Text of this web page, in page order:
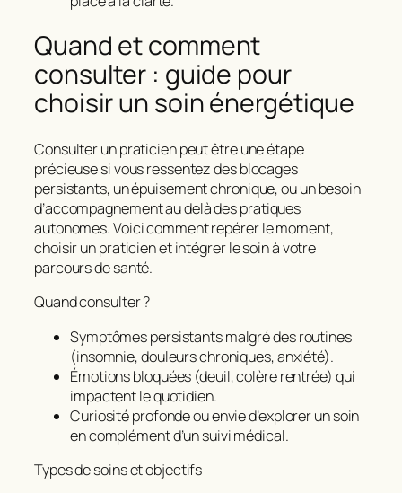
Quand et comment
consulter : guide pour
choisir un soin énergétique
Consulter un praticien peut être une étape
précieuse si vous ressentez des blocages
persistants, un épuisement chronique, ou un besoin
d’accompagnement au delà des pratiques
autonomes. Voici comment repérer le moment,
choisir un praticien et intégrer le soin à votre
parcours de santé.
Quand consulter ?
Symptômes persistants malgré des routines
(insomnie, douleurs chroniques, anxiété).
Émotions bloquées (deuil, colère rentrée) qui
impactent le quotidien.
Curiosité profonde ou envie d’explorer un soin
en complément d’un suivi médical.
Types de soins et objectifs